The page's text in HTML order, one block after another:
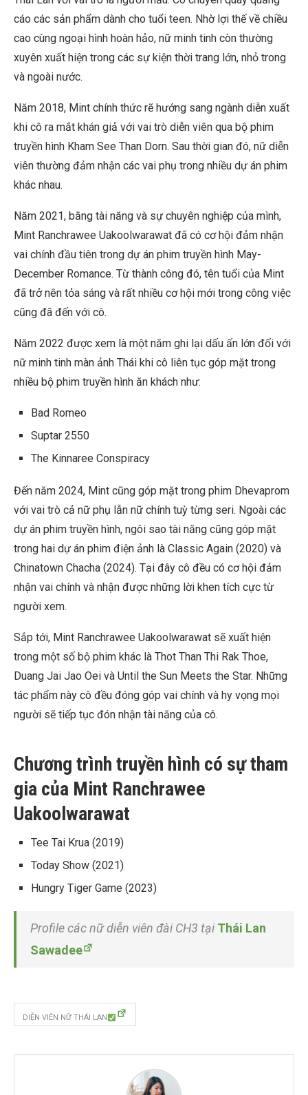
cáo các sản phẩm dành cho tuổi teen. Nhờ lợi thế về chiều
cao cùng ngoại hình hoàn hảo, nữ minh tinh còn thường
xuyên xuất hiện trong các sự kiện thời trang lớn, nhỏ trong
và ngoài nước.
Năm 2018, Mint chính thức rẽ hướng sang ngành diễn xuất
khi cô ra mắt khán giả với vai trò diễn viên qua bộ phim
truyền hình Kham See Than Dorn. Sau thời gian đó, nữ diễn
viên thường đảm nhận các vai phụ trong nhiều dự án phim
khác nhau.
Năm 2021, bằng tài năng và sự chuyên nghiệp của mình,
Mint Ranchrawee Uakoolwarawat đã có cơ hội đảm nhận
vai chính đầu tiên trong dự án phim truyền hình May-
December Romance. Từ thành công đó, tên tuổi của Mint
đã trở nên tỏa sáng và rất nhiều cơ hội mới trong công việc
cũng đã đến với cô.
Năm 2022 được xem là một năm ghi lại dấu ấn lớn đối với
nữ minh tinh màn ảnh Thái khi cô liên tục góp mặt trong
nhiều bộ phim truyền hình ăn khách như:
Bad Romeo
Suptar 2550
The Kinnaree Conspiracy
Đến năm 2024, Mint cũng góp mặt trong phim Dhevaprom
với vai trò cả nữ phụ lẫn nữ chính tuỳ từng seri. Ngoài các
dự án phim truyền hình, ngôi sao tài năng cũng góp mặt
trong hai dự án phim điện ảnh là Classic Again (2020) và
Chinatown Chacha (2024). Tại đây cô đều có cơ hội đảm
nhận vai chính và nhận được những lời khen tích cực từ
người xem.
Sắp tới, Mint Ranchrawee Uakoolwarawat sẽ xuất hiện
trong một số bộ phim khác là Thot Than Thi Rak Thoe,
Duang Jai Jao Oei và Until the Sun Meets the Star. Những
tác phẩm này cô đều đóng góp vai chính và hy vọng mọi
người sẽ tiếp tục đón nhận tài năng của cô.
Chương trình truyền hình có sự tham
gia của Mint Ranchrawee
Uakoolwarawat
Tee Tai Krua (2019)
Today Show (2021)
Hungry Tiger Game (2023)
Profile các nữ diễn viên đài CH3 tại Thái Lan
Sawadee
DIỄN VIÊN NỮ THÁI LAN